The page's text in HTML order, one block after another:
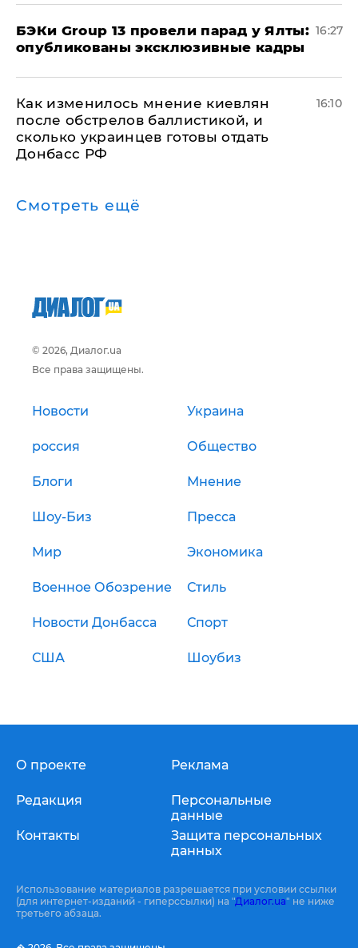
​БЭКи Group 13 провели парад у Ялты:
опубликованы эксклюзивные кадры
16:27
Как изменилось мнение киевлян
после обстрелов баллистикой, и
сколько украинцев готовы отдать
Донбасс РФ
16:10
Смотреть ещё
© 2026, Диалог.ua
Все права защищены.
Новости Украина
россия Общество
Блоги Мнение
Шоу-Биз Пресса
Мир Экономика
Военное Обозрение Стиль
Новости Донбасса Спорт
США Шоубиз
О проекте
Редакция
Контакты
Реклама
Персональные
данные
Защита персональных
данных
Использование материалов разрешается при условии ссылки
(для интернет-изданий - гиперссылки) на "Диалог.ua" не ниже
третьего абзаца.